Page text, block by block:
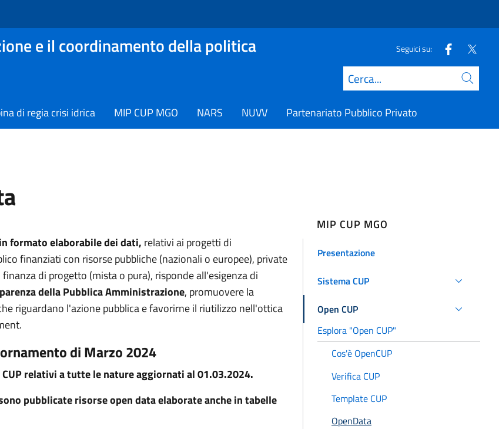
e il coordinamento della politica Seguici su:
Cerca
di regia crisi idrica MIP CUP MGO NARS NUVV Partenariato Pubblico Privato
formato elaborabile dei dati, relativi ai progetti di
finanziati con risorse pubbliche (nazionali o europee), private
di progetto (mista o pura), risponde all'esigenza di
della Pubblica Amministrazione, promuovere la
riguardano l'azione pubblica e favorirne il riutilizzo nell'ottica
di Marzo 2024
relativi a tutte le nature aggiornati al 01.03.2024.
pubblicate risorse open data elaborate anche in tabelle
MIP CUP MGO
Presentazione
Sistema CUP
Open CUP
Esplora "Open CUP"
Cos'è OpenCUP
Verifica CUP
Template CUP
OpenData